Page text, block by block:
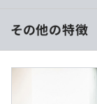
■技術調査や、
理など、各自プ
方法を取り入れ
月収27万円～
※経験・能力を
その他の特徴